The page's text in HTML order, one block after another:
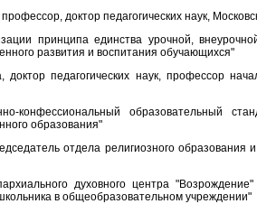
доктор педагогических наук,
принципа единства урочной,
развития и воспитания обучающихся"
доктор педагогических наук, профессор
конфессиональный образовательный
образования"
отдела религиозного образования
духовного центра
в общеобразовательном учреждении"